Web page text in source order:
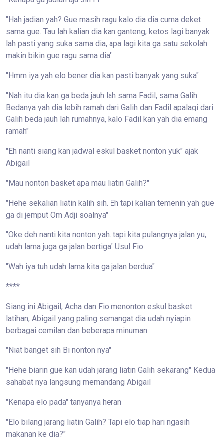
"Hah jadian yah? Gue masih ragu kalo dia dia cuma deket
sama gue. Tau lah kalian dia kan ganteng, ketos lagi banyak
lah pasti yang suka sama dia, apa lagi kita ga satu sekolah
makin bikin gue ragu sama dia"
"Hmm iya yah elo bener dia kan pasti banyak yang suka"
"Nah itu dia kan ga beda jauh lah sama Fadil, sama Galih.
Bedanya yah dia lebih ramah dari Galih dan Fadil apalagi dari
Galih beda jauh lah rumahnya, kalo Fadil kan yah dia emang
ramah"
"Eh nanti siang kan jadwal eskul basket nonton yuk" ajak
Abigail
"Mau nonton basket apa mau liatin Galih?"
"Hehe sekalian liatin kalih sih. Eh tapi kalian temenin yah gue
ga di jemput Om Adji soalnya"
"Oke deh nanti kita nonton yah. tapi kita pulangnya jalan yu,
udah lama juga ga jalan bertiga" Usul Fio
"Wah iya tuh udah lama kita ga jalan berdua"
****
Siang ini Abigail, Acha dan Fio menonton eskul basket
latihan, Abigail yang paling semangat dia udah nyiapin
berbagai cemilan dan beberapa minuman.
"Niat banget sih Bi nonton nya"
"Hehe biarin gue kan udah jarang liatin Galih sekarang" Kedua
sahabat nya langsung memandang Abigail
"Kenapa elo pada" tanyanya heran
"Elo bilang jarang liatin Galih? Tapi elo tiap hari ngasih
makanan ke dia?"